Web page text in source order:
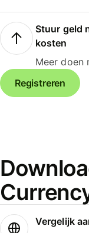
Stuur geld
kosten
Meer doen
Registreren
Vergelijk